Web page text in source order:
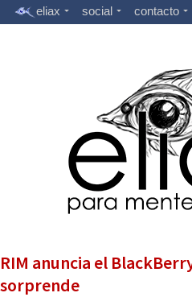
eliax social contacto
RIM anuncia el
sorprende